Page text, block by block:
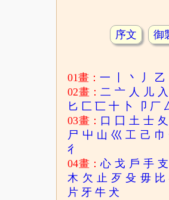
序文 御
01畫：一 丶 丿 乙
02畫：二 亠 人 儿 入
匕 匚 匸 十 卜 卩 厂
03畫： 口 囗 土 士 夂
尸 屮 山 巛 工 己 巾
彳
04畫：心 戈 戶 手 支
木 欠 止 歹 殳 毋 比
片 牙 牛 犬